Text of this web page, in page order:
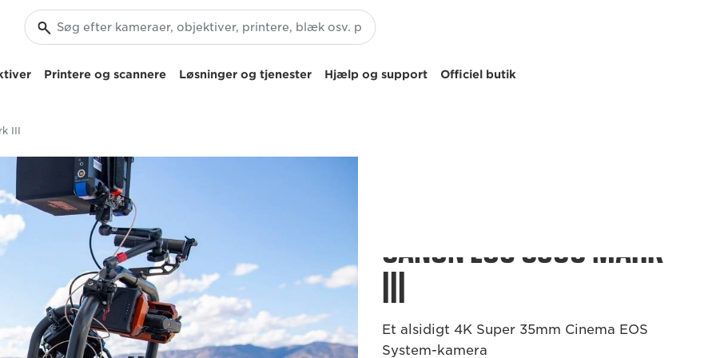
Printere og scannere Løsninger og tjenester Hjælp og support Officiel butik
III
CANON EOS C300 MARK
III
Et alsidigt 4K Super 35mm Cinema EOS
System-kamera